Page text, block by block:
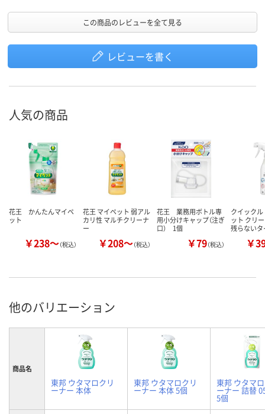
この商品のレビューを全て見る
レビューを書く
人気の商品
花王 かんたんマイペ
ット
￥238～（税込）
花王 マイペット 弱アル
カリ性 マルチクリーナ
ー
￥208～（税込）
花王 業務用ボトル専
用小分けキャップ（注ぎ
口） 1個
￥79（税込）
クイック
ット クリ
残らない
￥
他のバリエーション
商品名
東邦 ウタマロクリ
ーナー 本体
東邦 ウタマロクリ
ーナー 本体 5個
東邦 ウタマ
ーナー 詰替
5個